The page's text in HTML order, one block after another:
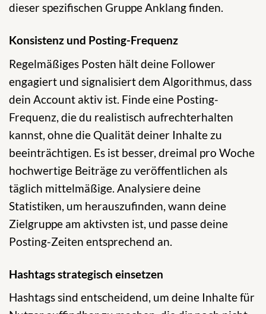
dieser spezifischen Gruppe Anklang finden.
Konsistenz und Posting-Frequenz
Regelmäßiges Posten hält deine Follower
engagiert und signalisiert dem Algorithmus, dass
dein Account aktiv ist. Finde eine Posting-
Frequenz, die du realistisch aufrechterhalten
kannst, ohne die Qualität deiner Inhalte zu
beeinträchtigen. Es ist besser, dreimal pro Woche
hochwertige Beiträge zu veröffentlichen als
täglich mittelmäßige. Analysiere deine
Statistiken, um herauszufinden, wann deine
Zielgruppe am aktivsten ist, und passe deine
Posting-Zeiten entsprechend an.
Hashtags strategisch einsetzen
Hashtags sind entscheidend, um deine Inhalte für